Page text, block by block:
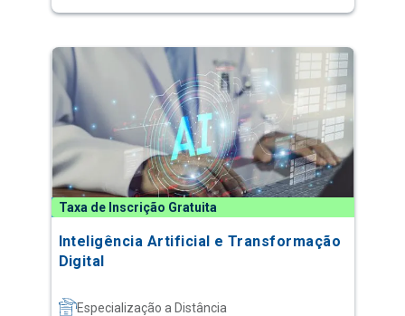
Taxa de Inscrição Gratuita
Inteligência Artificial e Transformação
Digital
Especialização a Distância